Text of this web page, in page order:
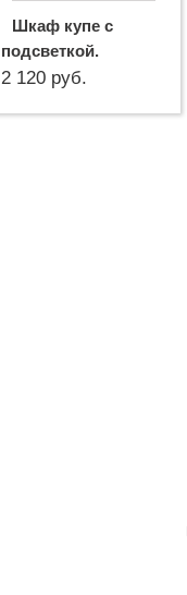
Шкаф купе с
подсветкой.
2 120 руб.